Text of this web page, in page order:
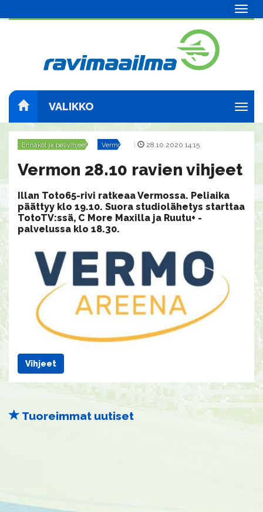
VALIKKO
Ennakot ja pelivihjeet Vermo 28.10.2020 14:15
Vermon 28.10 ravien vihjeet
Illan Toto65-rivi ratkeaa Vermossa. Peliaika
päättyy klo 19.10. Suora studiolähetys starttaa
TotoTV:ssä, C More Maxilla ja Ruutu+ -
palvelussa klo 18.30.
Vihjeet
Tuoreimmat uutiset